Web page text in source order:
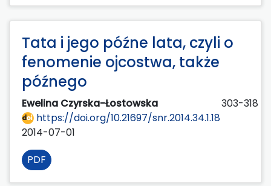
Tata i jego późne lata, czyli o
fenomenie ojcostwa, także
późnego
Ewelina Czyrska-Łostowska
303-318
https://doi.org/10.21697/snr.2014.34.1.18
2014-07-01
PDF